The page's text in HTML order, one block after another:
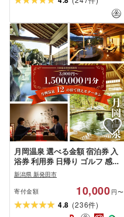
月岡温泉 選べる金額 宿泊券 入
浴券 利用券 日帰り ゴルフ 感謝
券 旅行券 利用券 温泉 露天風呂
旅行 宿泊 旅行チケット 体験 ト
ラベル チケット 遊ぶ 食べる 泊
まる 金券 風呂 ホテル 旅館 老舗
観光 国内旅行 ゴルフ 国内 北陸
新潟県 新発田市
寄付金額 10,000 円〜
4.8 (236件)